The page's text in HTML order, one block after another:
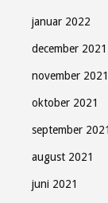
januar 2022
december 2021
november 2021
oktober 2021
september 2021
august 2021
juni 2021